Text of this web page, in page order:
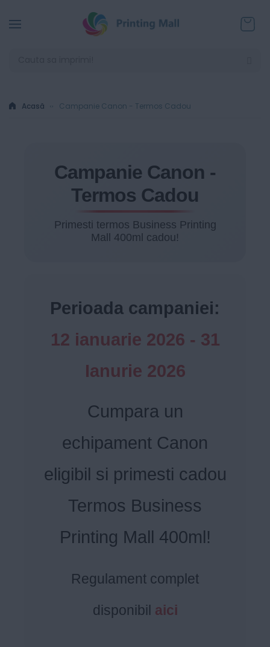
Acasă Campanie Canon - Termos Cadou
Campanie Canon -
Termos Cadou
Primesti termos Business Printing
Mall 400ml cadou!
Perioada campaniei:
12 ianuarie 2026 - 31
Ianurie 2026
Cumpara un
echipament Canon
eligibil si primesti cadou
Termos Business
Printing Mall 400ml!
Regulament complet
disponibil aici